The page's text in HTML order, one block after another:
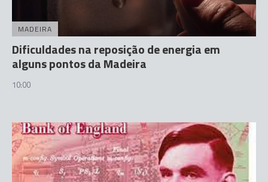
MADEIRA
Dificuldades na reposição de energia em
alguns pontos da Madeira
10:00